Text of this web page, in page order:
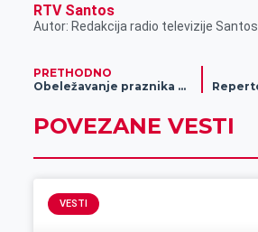
RTV Santos
Autor: Redakcija radio televizije Santos
PRETHODNO
Obeležavanje praznika Uspenja Presvete Bogorodice
POVEZANE VESTI
VESTI